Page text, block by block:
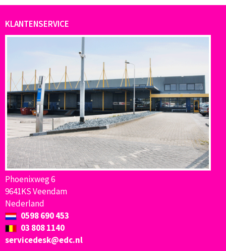
KLANTENSERVICE
Phoenixweg 6
9641KS Veendam
Nederland
0598 690 453
03 808 1140
servicedesk@edc.nl